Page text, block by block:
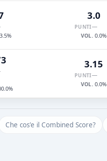
3.0
PUNTI—
VOL. 0.0%
3.15
PUNTI—
VOL. 0.0%
Che cos'e il Combined Score?